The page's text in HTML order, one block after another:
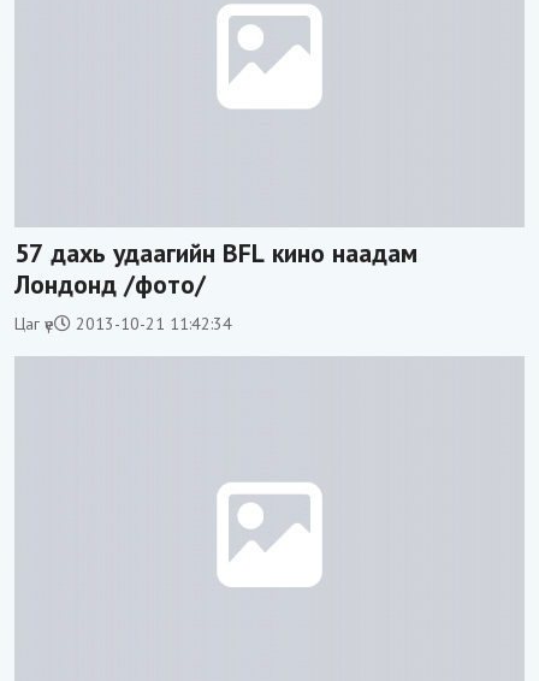
57 дахь удаагийн BFL кино наадам
Лондонд /фото/
Цаг үе 2013-10-21 11:42:34